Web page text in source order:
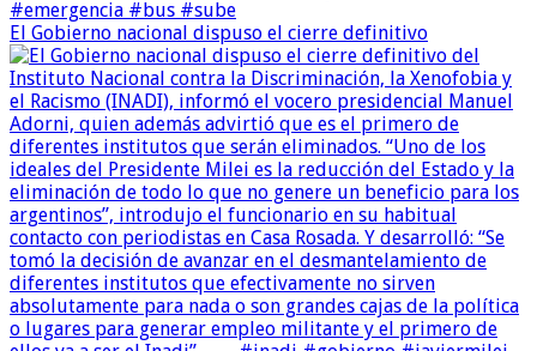
El Gobierno nacional dispuso el cierre definitivo